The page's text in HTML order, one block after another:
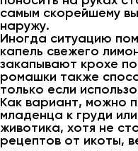
самым скорейшему
наружу.
Иногда ситуацию
капель свежего
закапывают крохе
ромашки также
только если
Как вариант, можно
младенца к груди
животика, хотя не
рецептов от икоты,